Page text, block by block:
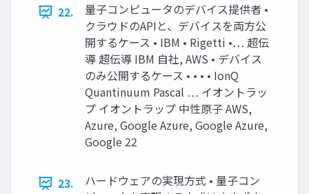
22.
量子コンピュータのデバイス提供者 •
クラウドのAPIと、デバイスを両方公
開するケース • IBM • Rigetti •… 超伝
導 超伝導 IBM 自社, AWS • デバイス
のみ公開するケース • • • • IonQ
Quantinuum Pascal … イオントラッ
プ イオントラップ 中性原子 AWS,
Azure, Google Azure, Google Azure,
Google 22
23.
ハードウェアの実現方式 • 量子コン